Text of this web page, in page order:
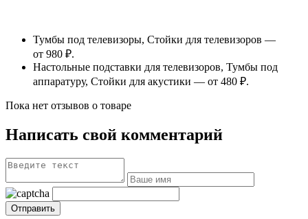
Тумбы под телевизоры, Стойки для телевизоров —
от 980 ₽.
Настольные подставки для телевизоров, Тумбы под
аппаратуру, Стойки для акустики — от 480 ₽.
Пока нет отзывов о товаре
Написать свой комментарий